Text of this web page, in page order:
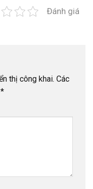
Đánh giá
thị công khai. Các
*